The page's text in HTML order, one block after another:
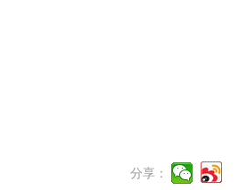
分享：